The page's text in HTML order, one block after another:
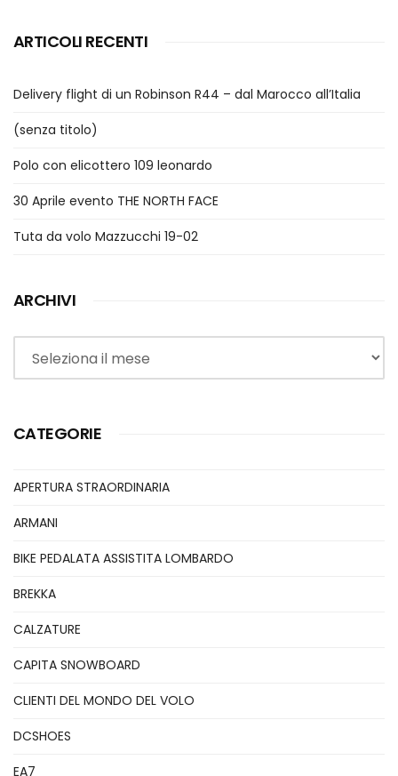
ARTICOLI RECENTI
Delivery flight di un Robinson R44 – dal Marocco all’Italia
(senza titolo)
Polo con elicottero 109 leonardo
30 Aprile evento THE NORTH FACE
Tuta da volo Mazzucchi 19-02
ARCHIVI
Archivi
CATEGORIE
APERTURA STRAORDINARIA
ARMANI
BIKE PEDALATA ASSISTITA LOMBARDO
BREKKA
CALZATURE
CAPITA SNOWBOARD
CLIENTI DEL MONDO DEL VOLO
DCSHOES
EA7